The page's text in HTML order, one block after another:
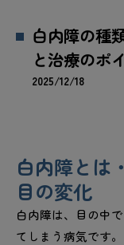
白内障の種
と治療のポ
2025/12/18
白内障とは
目の変化
白内障は、目の中
てしまう病気です。